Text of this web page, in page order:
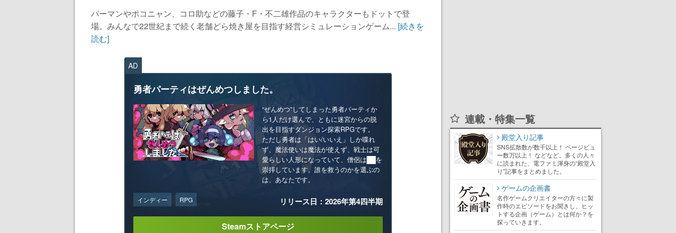
パーマンやポコニャン、コロ助などの藤子・F・不二雄作品のキャラクターもドットで登
場。みんなで22世紀まで続く老舗どら焼き屋を目指す経営シミュレーションゲーム... [続きを
読む]
AD
勇者パーティはぜんめつしました。
“ぜんめつ”してしまった勇者パーティか
ら1人だけ選んで、ともに迷宮からの脱
出を目指すダンジョン探索RPGです。
ただし勇者は「はい/いいえ」しか喋れ
ず、魔法使いは魔法が使えず、戦士は可
愛らしい人形になっていて、僧侶は██を
崇拝しています。誰を救うのかを選ぶの
は、あなたです。
インディー RPG リリース日：2026年第4四半期
Steamストアページ
連載・特集一覧
殿堂入り記事
SNS拡散数が数千以上！ ページビュ
ー数万以上！ などなど。多くの人々
に読まれた、電ファミ渾身の“殿堂入
り”記事をまとめました。
ゲームの企画書
名作ゲームクリエイターの方々に製
作時のエピソードをお聞きし、ヒッ
トする企画（ゲーム）とは何か？を
探っていきます。